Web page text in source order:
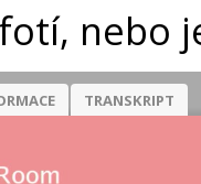
nebo
TRANSKRIPT